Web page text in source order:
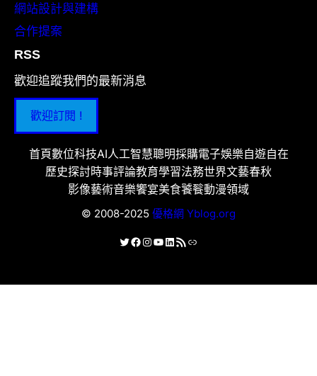
網站設計與建構
合作提案
RSS
歡迎追蹤我們的最新消息
歡迎訂閱 !
首頁數位科技AI人工智慧聰明採購電子娛樂自遊自在
歷史探討時事評論教育學習法務世界文藝春秋
影像藝術音樂饗宴美食饕餮動漫領域
© 2008-2025 優格網 Yblog.org
X Facebook
Instagram
YouTube
LinkedIn
RSS 資訊提供連結